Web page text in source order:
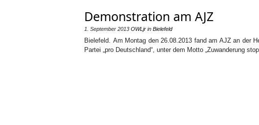
Demonstration am AJZ
1. September 2013 OWLjr in Bielefeld
Bielefeld. Am Montag den 26.08.2013 fand am AJZ an der
Partei „pro Deutschland“, unter dem Motto „Zuwanderung